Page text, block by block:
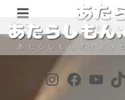
890861698
X
メニュー